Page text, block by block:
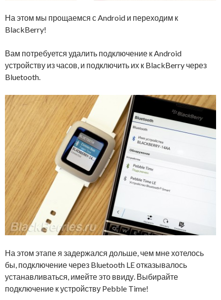
На этом мы прощаемся с Android и переходим к
BlackBerry!
Вам потребуется удалить подключение к Android
устройству из часов, и подключить их к BlackBerry через
Bluetooth.
На этом этапе я задержался дольше, чем мне хотелось
бы, подключение через Bluetooth LE отказывалось
устанавливаться, имейте это ввиду. Выбирайте
подключение к устройству Pebble Time!